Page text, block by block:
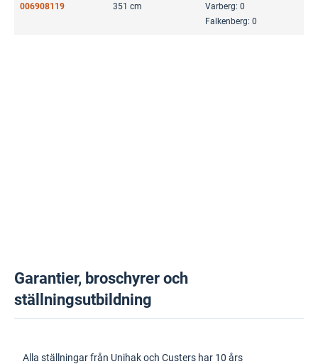
006908119 351 cm
Varberg: 0
Falkenberg: 0
Garantier, broschyrer och
ställningsutbildning
Alla ställningar från Unihak och Custers har 10 års